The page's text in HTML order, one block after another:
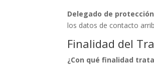
Delegado de
los datos de contacto
Finalidad del
¿Con qué finalidad